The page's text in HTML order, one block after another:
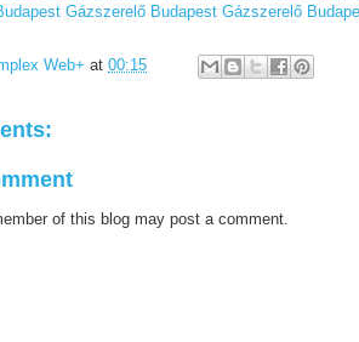
Gázszerelő Budapest Gázszerelő
Web+ at 00:15
of this blog may post a comment.